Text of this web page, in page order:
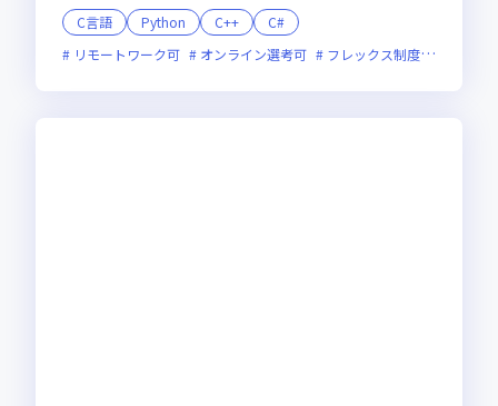
C言語
Python C++
C#
リモートワーク可
オンライン選考可 フレックス制度あり